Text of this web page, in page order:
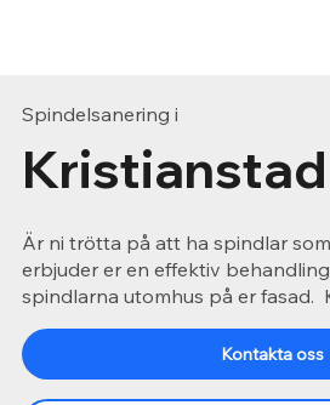
Spindelsanering i
Kristianstad
Är ni trötta på att ha spindlar
erbjuder er en effektiv
spindlarna utomhus på er fasad.
Kontakta oss